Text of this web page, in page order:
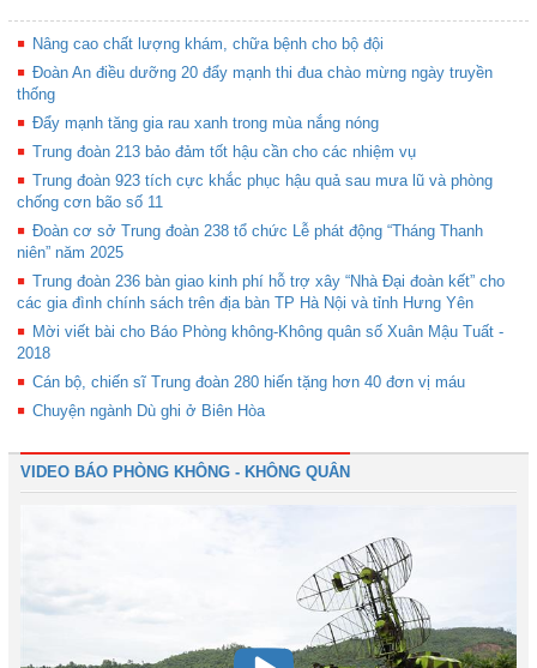
Nâng cao chất lượng khám, chữa bệnh cho bộ đội
Đoàn An điều dưỡng 20 đẩy mạnh thi đua chào mừng ngày truyền
thống
Đẩy mạnh tăng gia rau xanh trong mùa nắng nóng
Trung đoàn 213 bảo đảm tốt hậu cần cho các nhiệm vụ
Trung đoàn 923 tích cực khắc phục hậu quả sau mưa lũ và phòng
chống cơn bão số 11
Đoàn cơ sở Trung đoàn 238 tổ chức Lễ phát động “Tháng Thanh
niên” năm 2025
Trung đoàn 236 bàn giao kinh phí hỗ trợ xây “Nhà Đại đoàn kết” cho
các gia đình chính sách trên địa bàn TP Hà Nội và tỉnh Hưng Yên
Mời viết bài cho Báo Phòng không-Không quân số Xuân Mậu Tuất -
2018
Cán bộ, chiến sĩ Trung đoàn 280 hiến tặng hơn 40 đơn vị máu
Chuyện ngành Dù ghi ở Biên Hòa
VIDEO BÁO PHÒNG KHÔNG - KHÔNG QUÂN